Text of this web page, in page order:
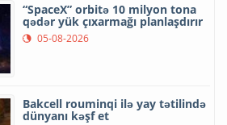
“SpaceX” orbitə 10 milyon tona
qədər yük çıxarmağı planlaşdırır
05-08-2026
Bakcell rouminqi ilə yay tətilində
dünyanı kəşf et